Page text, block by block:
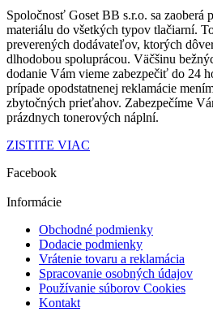
Spoločnosť Goset BB s.r.o. sa zaoberá
materiálu do všetkých typov tlačiarní.
preverených dodávateľov, ktorých
dlhodobou spoluprácou. Väčšinu
dodanie Vám vieme zabezpečiť do 24
prípade opodstatnenej reklamácie
zbytočných prieťahov. Zabezpečíme
prázdnych tonerových náplní.
ZISTITE VIAC
Facebook
Informácie
Obchodné podmienky
Dodacie podmienky
Vrátenie tovaru a reklamácia
Spracovanie osobných údajov
Používanie súborov Cookies
Kontakt